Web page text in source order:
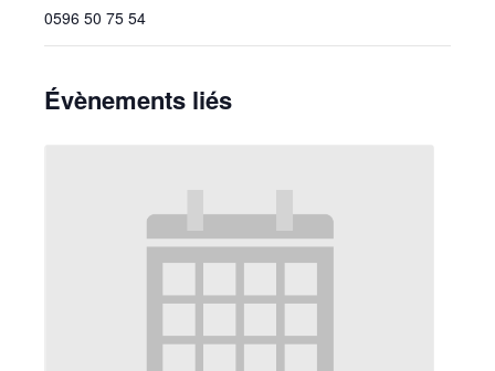
0596 50 75 54
Évènements liés